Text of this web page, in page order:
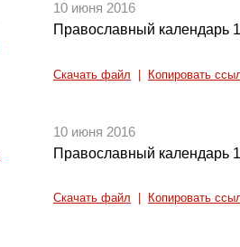
10 июня 2016
Православный календарь
Скачать файл Копировать
10 июня 2016
Православный календарь
Скачать файл Копировать